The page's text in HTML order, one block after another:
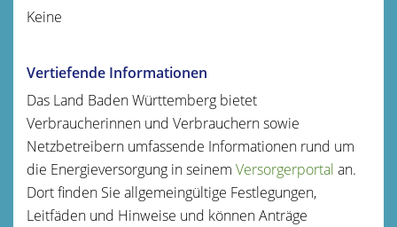
Keine
Vertiefende Informationen
Das Land Baden Württemberg bietet
Verbraucherinnen und Verbrauchern sowie
Netzbetreibern umfassende Informationen rund um
die Energieversorgung in seinem Versorgerportal an.
Dort finden Sie allgemeingültige Festlegungen,
Leitfäden und Hinweise und können Anträge